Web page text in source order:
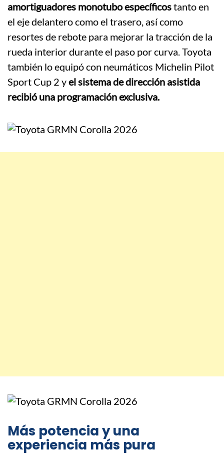
amortiguadores monotubo específicostanto en
el eje delantero como el trasero, así como
resortes de rebote para mejorar la tracción de la
rueda interior durante el paso por curva. Toyota
también lo equipó con neumáticos Michelin Pilot
Sport Cup 2 yel sistema de dirección asistida
recibió una programación exclusiva.
Más potencia y una
experiencia más pura